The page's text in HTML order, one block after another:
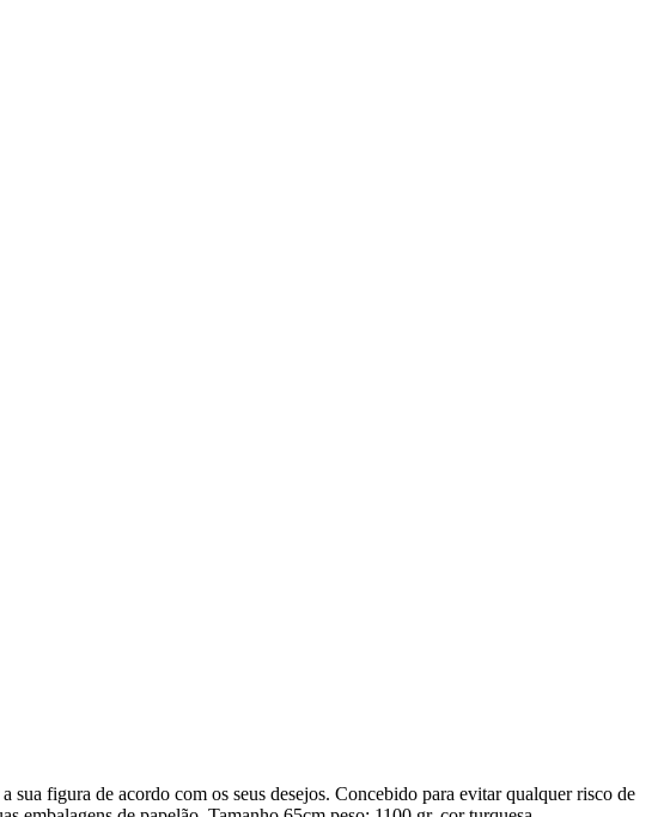
figura de acordo com os seus desejos. Concebido para evitar qualquer risco de